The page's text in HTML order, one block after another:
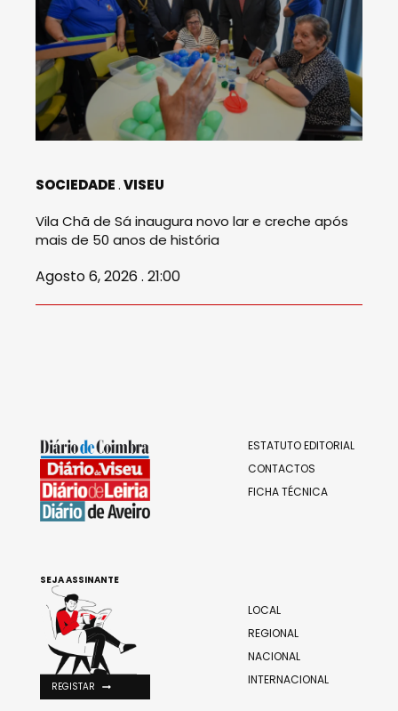
SOCIEDADE VISEU
Vila Chã de Sá inaugura novo lar e creche após
mais de 50 anos de história
Agosto 6, 2026 . 21:00
ESTATUTO EDITORIAL
CONTACTOS
FICHA TÉCNICA
LOCAL
REGIONAL
NACIONAL
INTERNACIONAL
SEJA ASSINANTE
REGISTAR